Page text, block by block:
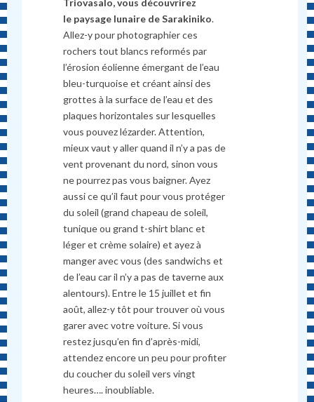
le paysage lunaire de Sarakiniko.
Allez-y pour photographier ces
rochers tout blancs reformés par
l’érosion éolienne émergant de l’eau
bleu-turquoise et créant ainsi des
grottes à la surface de l’eau et des
plaques horizontales sur lesquelles
vous pouvez lézarder. Attention,
mieux vaut y aller quand il n’y a pas de
vent provenant du nord, sinon vous
ne pourrez pas vous baigner. Ayez
aussi ce qu’il faut pour vous protéger
du soleil (grand chapeau de soleil,
tunique ou grand t-shirt blanc et
léger et crème solaire) et ayezà
manger avec vous (des sandwichs et
de l’eau car il n’y a pas de taverne aux
alentours). Entre le 15 juillet et fin
août, allez-y tôt pour trouver où vous
garer avec votre voiture. Si vous
restez jusqu’en fin d’après-midi,
attendez encore un peu pour profiter
du coucher du soleil vers vingt
heures…. inoubliable.